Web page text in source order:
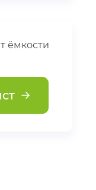
ёмкости